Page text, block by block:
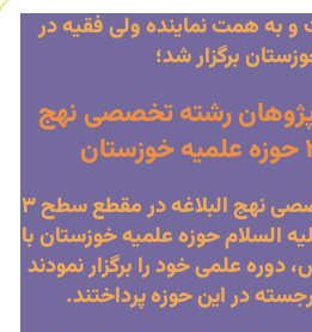
به همت نماینده ولی فقیه در
برگزار شد؛
رشته تخصصی نهج
دانش پژوهان رشته تخصصی نهج البلاغه در مقطع سطح ۳
السلام حوزه علمیه خوزستان با
علمی خود را برگزار نمودند
در این حوزه پرداختند.